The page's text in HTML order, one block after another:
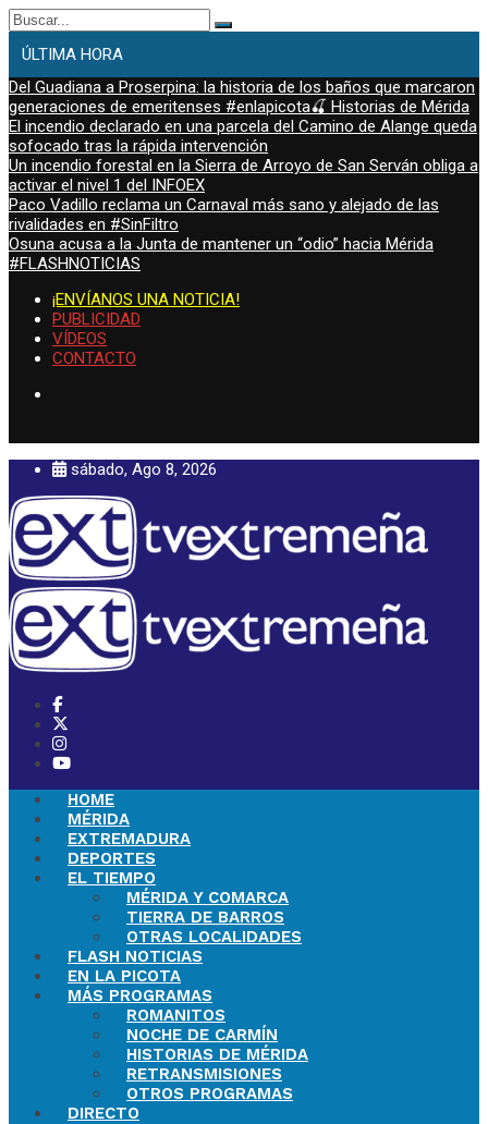
Buscar:
ÚLTIMA HORA
Del Guadiana a Proserpina: la historia de los baños que marcaron
generaciones de emeritenses #enlapicota🍒 Historias de Mérida
El incendio declarado en una parcela del Camino de Alange queda
sofocado tras la rápida intervención
Un incendio forestal en la Sierra de Arroyo de San Serván obliga a
activar el nivel 1 del INFOEX
Paco Vadillo reclama un Carnaval más sano y alejado de las
rivalidades en #SinFiltro
Osuna acusa a la Junta de mantener un “odio” hacia Mérida
#FLASHNOTICIAS
¡ENVÍANOS UNA NOTICIA!
PUBLICIDAD
VÍDEOS
CONTACTO
sábado, Ago 8, 2026
HOME
MÉRIDA
EXTREMADURA
DEPORTES
EL TIEMPO
MÉRIDA Y COMARCA
TIERRA DE BARROS
OTRAS LOCALIDADES
FLASH NOTICIAS
EN LA PICOTA
MÁS PROGRAMAS
ROMANITOS
NOCHE DE CARMÍN
HISTORIAS DE MÉRIDA
RETRANSMISIONES
OTROS PROGRAMAS
DIRECTO